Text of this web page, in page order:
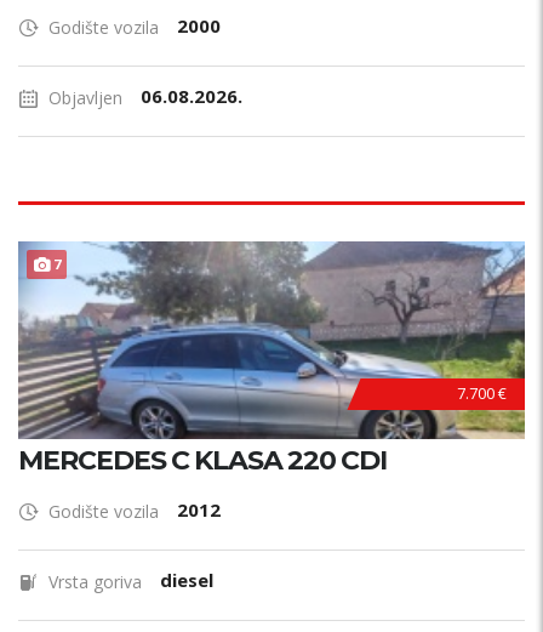
Godište vozila 2000
Objavljen 06.08.2026.
7
7.700 €
MERCEDES C KLASA 220 CDI
Godište vozila 2012
Vrsta goriva diesel